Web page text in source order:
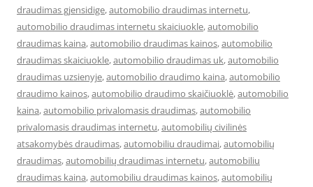
draudimas gjensidige,automobilio draudimas internetu,
automobilio draudimas internetu skaiciuokle,automobilio
draudimas kaina,automobilio draudimas kainos,automobilio
draudimas skaiciuokle,automobilio draudimas uk,automobilio
draudimas uzsienyje,automobilio draudimo kaina,automobilio
draudimo kainos,automobilio draudimo skaičiuoklė,automobilio
kaina,automobilio privalomasis draudimas,automobilio
privalomasis draudimas internetu,automobilių civilinės
atsakomybės draudimas,automobiliu draudimai,automobilių
draudimas,automobilių draudimas internetu,automobiliu
draudimas kaina,automobiliu draudimas kainos,automobilių